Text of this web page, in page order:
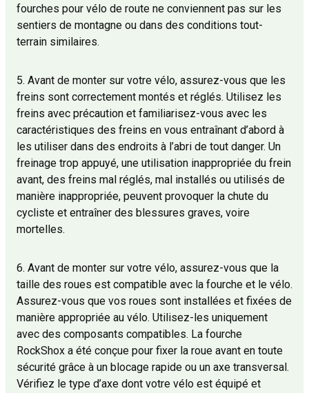
fourches pour vélo de route ne conviennent pas sur les
sentiers de montagne ou dans des conditions tout-
terrain similaires.
5. Avant de monter sur votre vélo, assurez-vous que les
freins sont correctement montés et réglés. Utilisez les
freins avec précaution et familiarisez-vous avec les
caractéristiques des freins en vous entraînant d’abord à
les utiliser dans des endroits à l’abri de tout danger. Un
freinage trop appuyé, une utilisation inappropriée du frein
avant, des freins mal réglés, mal installés ou utilisés de
manière inappropriée, peuvent provoquer la chute du
cycliste et entraîner des blessures graves, voire
mortelles.
6. Avant de monter sur votre vélo, assurez-vous que la
taille des roues est compatible avec la fourche et le vélo.
Assurez-vous que vos roues sont installées et fixées de
manière appropriée au vélo. Utilisez-les uniquement
avec des composants compatibles. La fourche
RockShox a été conçue pour fixer la roue avant en toute
sécurité grâce à un blocage rapide ou un axe transversal.
Vérifiez le type d’axe dont votre vélo est équipé et